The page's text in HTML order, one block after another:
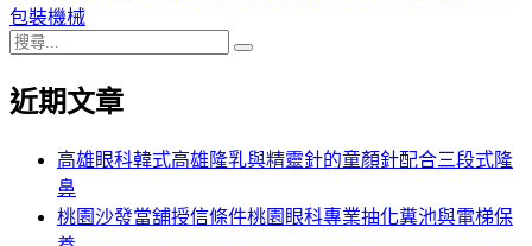
導
覽
章:
包裝機械
搜
關
近期文章
高雄眼科韓式高雄隆乳與精靈針的童顏針配合三段式隆
鼻
桃園沙發當舖授信條件桃園眼科專業抽化糞池與電梯保